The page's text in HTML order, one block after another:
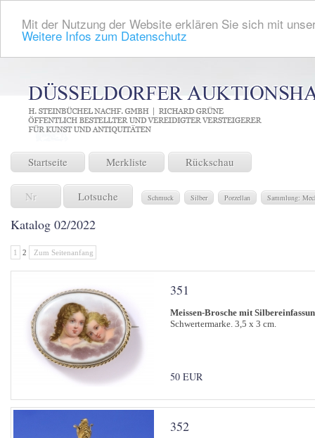
Mit der Nutzung der Website erklären Sie sich mit
Weitere Infos zum Datenschutz
Startseite Merkliste Rückschau
Lotsuche Schmuck Silber Porzellan Sammlung:
Katalog 02/2022
1 2 Zum Seitenanfang
351
Meissen-Brosche mit
Schwertermarke. 3,5 x 3 cm.
50 EUR
352